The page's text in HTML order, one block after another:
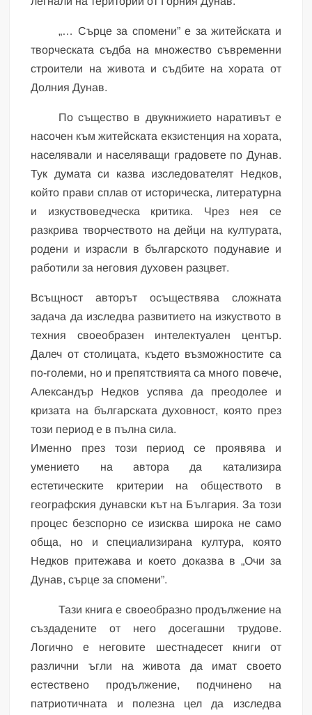
„… Сърце за спомени” е за житейската и
творческата съдба на множество съвременни
строители на живота и съдбите на хората от
Долния Дунав.
По същество в двукнижието наративът е
насочен към житейската екзистенция на хората,
населявали и населяващи градовете по Дунав.
Тук думата си казва изследователят Недков,
който прави сплав от историческа, литературна
и изкуствоведческа критика. Чрез нея се
разкрива творчеството на дейци на културата,
родени и израсли в българското подунавие и
работили за неговия духовен разцвет.
Всъщност авторът осъществява сложната
задача да изследва развитието на изкуството в
техния своеобразен интелектуален център.
Далеч от столицата, където възможностите са
по-големи, но и препятствията са много повече,
Александър Недков успява да преодолее и
кризата на българската духовност, която през
този период е в пълна сила.
Именно през този период се проявява и
умението на автора да катализира
естетическите критерии на обществото в
географския дунавски кът на България. За този
процес безспорно се изисква широка не само
обща, но и специализирана култура, която
Недков притежава и което доказва в „Очи за
Дунав, сърце за спомени”.
Тази книга е своеобразно продължение на
създадените от него досегашни трудове.
Логично е неговите шестнадесет книги от
различни ъгли на живота да имат своето
естествено продължение, подчинено на
патриотичната и полезна цел да изследва